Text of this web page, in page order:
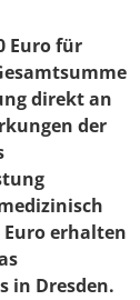
Euro für
direkt an
der
Euro erhalten
in Dresden.